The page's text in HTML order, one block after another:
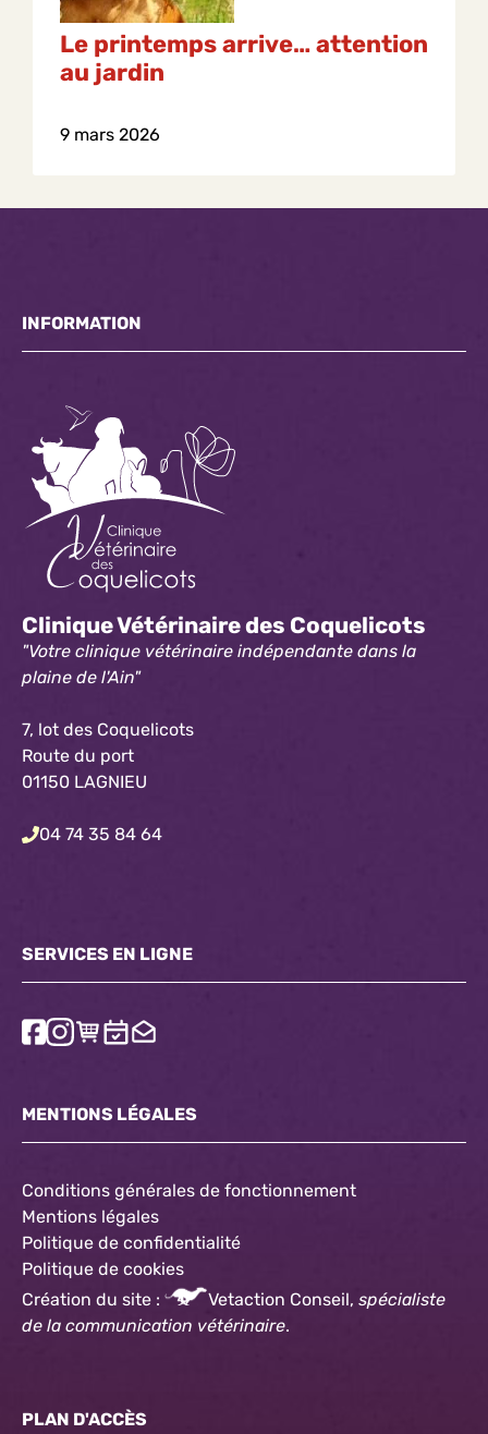
Le printemps arrive… attention
au jardin
9 mars 2026
INFORMATION
Clinique Vétérinaire des Coquelicots
"Votre clinique vétérinaire indépendante dans la
plaine de l'Ain"
7, lot des Coquelicots
Route du port
01150 LAGNIEU
04 74 35 84 64
SERVICES EN LIGNE
MENTIONS LÉGALES
Conditions générales de fonctionnement
Mentions légales
Politique de confidentialité
Politique de cookies
Création du site :
Vetaction Conseil, spécialiste
de la communication vétérinaire.
PLAN D'ACCÈS